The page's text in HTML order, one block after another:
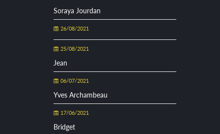
Soraya Jourdan
26/08/2021
25/08/2021
Jean
06/07/2021
Yves Archambeau
17/06/2021
Bridget